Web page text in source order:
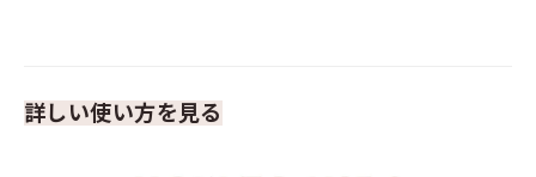
詳しい使い方を見る